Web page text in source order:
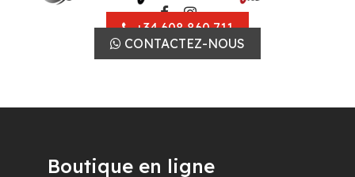
+34 608 860 711
CONTACTEZ-NOUS
Boutique en ligne